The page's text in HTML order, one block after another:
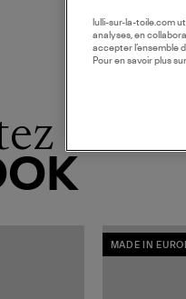
MADE IN
lulli-sur-la-toile.com
analyses, en
accepter l’ensemble
Pour en savoir plus